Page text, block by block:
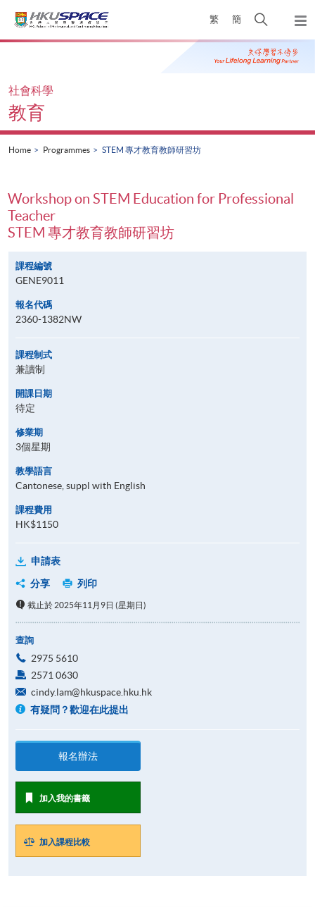
繁 簡
Open
search
panel
Main
社會科學
教育
Home Programmes STEM 專才教育教師研習坊
Workshop on STEM Education for Professional
Teacher
STEM 專才教育教師研習坊
課程編號
GENE9011
報名代碼
2360-1382NW
課程制式
兼讀制
開課日期
待定
修業期
3個星期
教學語言
Cantonese, suppl with English
課程費用
HK$1150
申請表
分享
列印
截止於 2025年11月9日 (星期日)
查詢
2975 5610
2571 0630
cindy.lam@hkuspace.hku.hk
有疑問？歡迎在此提出
報名辦法
加入我的書籤
加入課程比較